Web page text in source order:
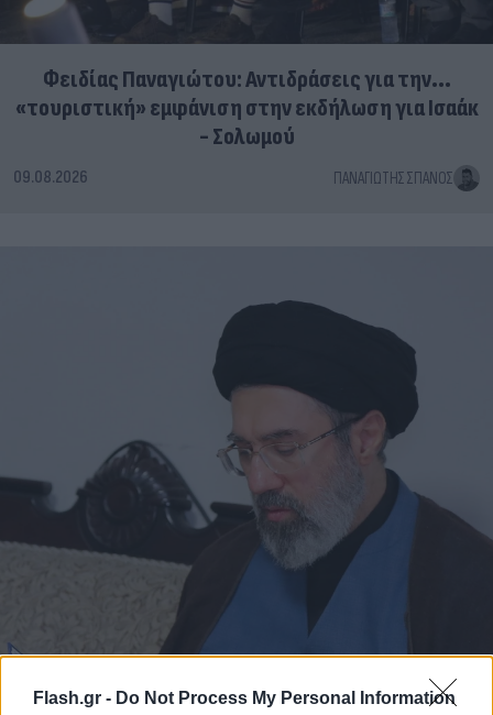
Flash.gr - Do Not Process My Personal Information
Φειδίας Παναγιώτου: Αντιδράσεις για την...
«τουριστική» εμφάνιση στην εκδήλωση για Ισαάκ
- Σολωμού
09.08.2026 ΠΑΝΑΓΙΏΤΗΣ ΣΠΑΝΌΣ